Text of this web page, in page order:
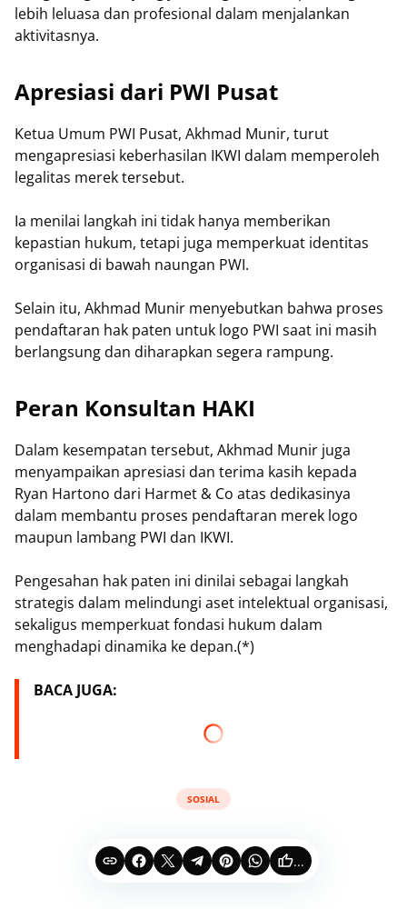
lebih leluasa dan profesional dalam menjalankan
aktivitasnya.
Apresiasi dari PWI Pusat
Ketua Umum PWI Pusat, Akhmad Munir, turut
mengapresiasi keberhasilan IKWI dalam memperoleh
legalitas merek tersebut.
Ia menilai langkah ini tidak hanya memberikan
kepastian hukum, tetapi juga memperkuat identitas
organisasi di bawah naungan PWI.
Selain itu, Akhmad Munir menyebutkan bahwa proses
pendaftaran hak paten untuk logo PWI saat ini masih
berlangsung dan diharapkan segera rampung.
Peran Konsultan HAKI
Dalam kesempatan tersebut, Akhmad Munir juga
menyampaikan apresiasi dan terima kasih kepada
Ryan Hartono dari Harmet & Co atas dedikasinya
dalam membantu proses pendaftaran merek logo
maupun lambang PWI dan IKWI.
Pengesahan hak paten ini dinilai sebagai langkah
strategis dalam melindungi aset intelektual organisasi,
sekaligus memperkuat fondasi hukum dalam
menghadapi dinamika ke depan.(*)
BACA JUGA:
SOSIAL
...